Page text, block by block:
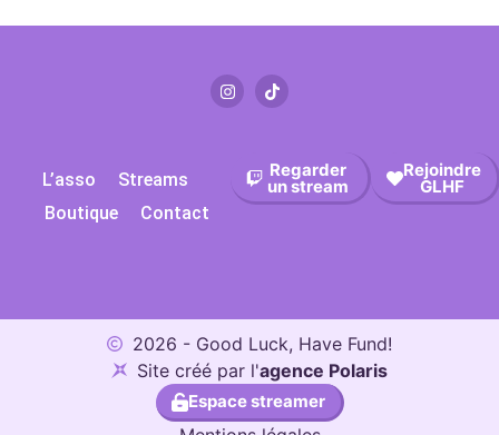
L’asso
Streams
Boutique
Contact
Regarder
un stream
Rejoindre
GLHF
2026 - Good Luck, Have Fund!
Site créé par l'agence Polaris
Espace streamer